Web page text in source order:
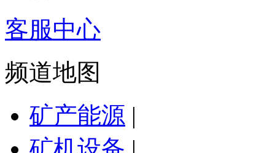
客服中心
频道地图
矿产能源 |